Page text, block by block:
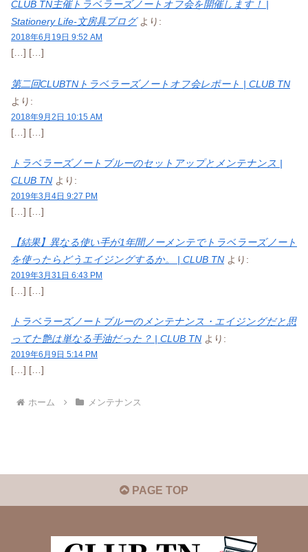
CLUB TN主催トラベラーズノートオフ会を開催します！ |
Stationery Life-文房具ブログ より:
2018年6月19日 9:52 AM
[…] […]
第二回CLUBTNトラベラーズノートオフ会レポート | CLUB TN
より:
2018年9月2日 10:15 AM
[…] […]
トラベラーズノートブルーのセットアップとメンテナンス |
CLUB TN より:
2019年3月4日 9:27 PM
[…] […]
【結果】異なる使い手が1年間ノーメンテでトラベラーズノート
を使ったらどうエイジングするか。 | CLUB TN より:
2019年3月31日 6:43 PM
[…] […]
トラベラーズノートブルーのメンテナンス・エイジングだと思
ってた艶は単なる手油だった？ | CLUB TN より:
2019年6月9日 5:14 PM
[…] […]
ホーム メンテナンス
PAGE TOP